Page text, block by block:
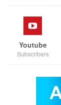
Youtube
Subscribers